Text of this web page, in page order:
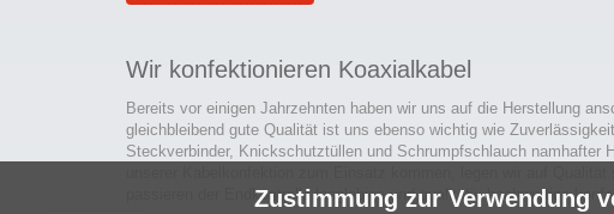
Wir konfektionieren Koaxialkabel
Bereits vor einigen Jahrzehnten haben wir uns auf die Herstellung
gleichbleibend gute Qualität ist uns ebenso wichtig wie
Steckverbinder, Knickschutztüllen und Schrumpfschlauch namhafter
passieren der Endkontrolle langlebige und qualitativ hochwertige
Zustimmung zur Verwendung